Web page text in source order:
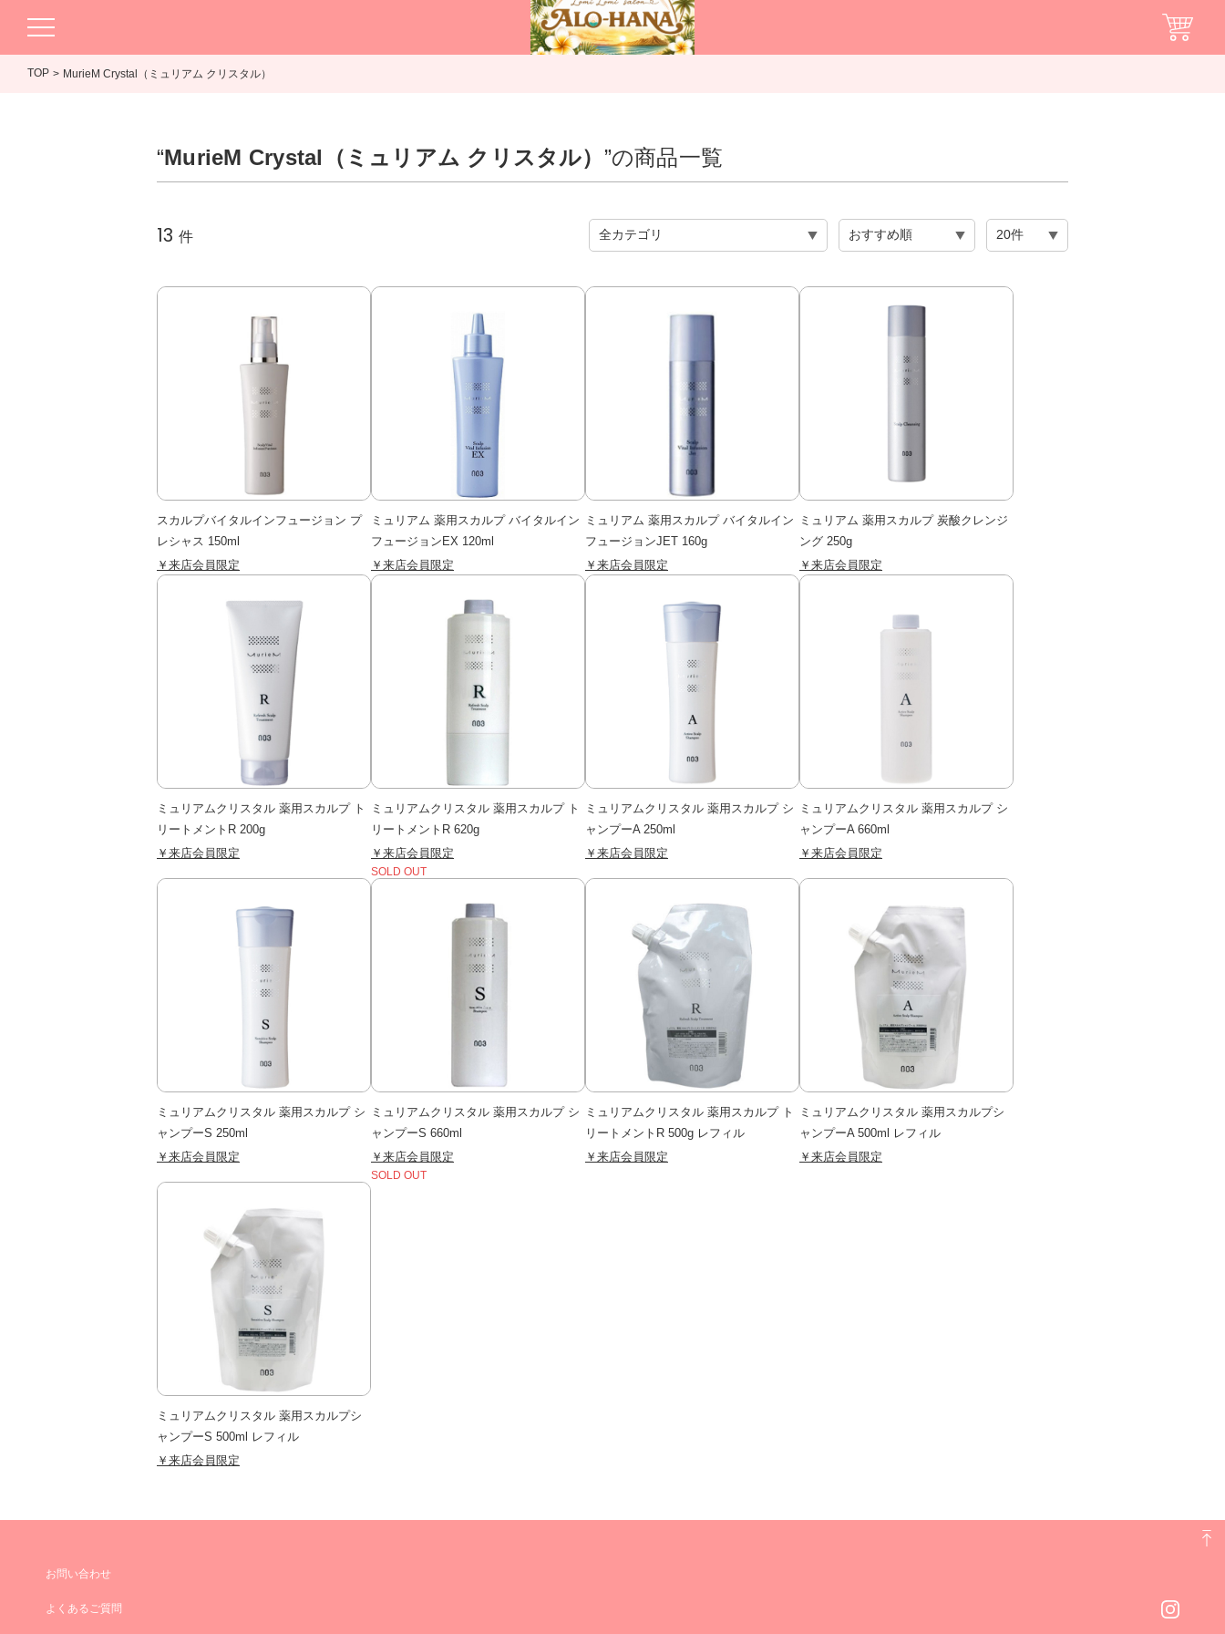
TOP MurieM Crystal（ミュリアム クリスタル）
“MurieM Crystal（ミュリアム クリスタル） ”の商品一覧
13 件
スカルプバイタルインフュージョン プ
レシャス 150ml
￥来店会員限定
ミュリアム 薬用スカルプ バイタルイン
フュージョンEX 120ml
￥来店会員限定
ミュリアム 薬用スカルプ バイタルイン
フュージョンJET 160g
￥来店会員限定
ミュリアム 薬用スカルプ 炭酸クレンジ
ング 250g
￥来店会員限定
ミュリアムクリスタル 薬用スカルプ ト
リートメントR 200g
￥来店会員限定
ミュリアムクリスタル 薬用スカルプ ト
リートメントR 620g
￥来店会員限定
SOLD OUT
ミュリアムクリスタル 薬用スカルプ シ
ャンプーA 250ml
￥来店会員限定
ミュリアムクリスタル 薬用スカルプ シ
ャンプーA 660ml
￥来店会員限定
ミュリアムクリスタル 薬用スカルプ シ
ャンプーS 250ml
￥来店会員限定
ミュリアムクリスタル 薬用スカルプ シ
ャンプーS 660ml
￥来店会員限定
SOLD OUT
ミュリアムクリスタル 薬用スカルプ ト
リートメントR 500g レフィル
￥来店会員限定
ミュリアムクリスタル 薬用スカルプシ
ャンプーA 500ml レフィル
￥来店会員限定
ミュリアムクリスタル 薬用スカルプシ
ャンプーS 500ml レフィル
￥来店会員限定
お問い合わせ
よくあるご質問